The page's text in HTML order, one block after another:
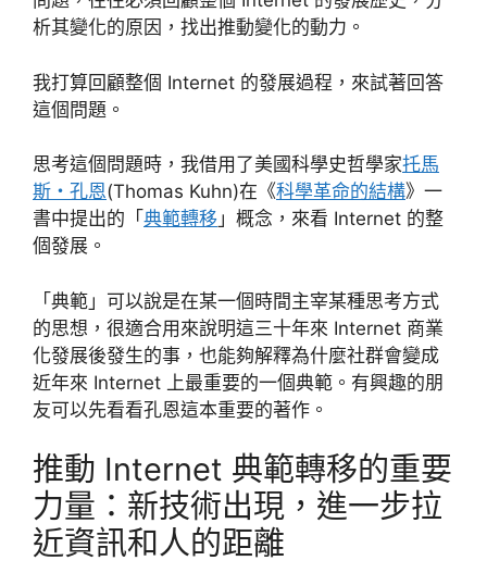
析其變化的原因，找出推動變化的動力。
我打算回顧整個 Internet 的發展過程，來試著回答
這個問題。
思考這個問題時，我借用了美國科學史哲學家托馬
斯・孔恩(Thomas Kuhn)在《科學革命的結構》一
書中提出的「 典範轉移 」概念，來看 Internet 的整
個發展。
「典範」可以說是在某一個時間主宰某種思考方式
的思想，很適合用來說明這三十年來 Internet 商業
化發展後發生的事，也能夠解釋為什麼社群會變成
近年來 Internet 上最重要的一個典範。有興趣的朋
友可以先看看孔恩這本重要的著作。
推動 Internet 典範轉移的重要
力量：新技術出現，進一步拉
近資訊和人的距離